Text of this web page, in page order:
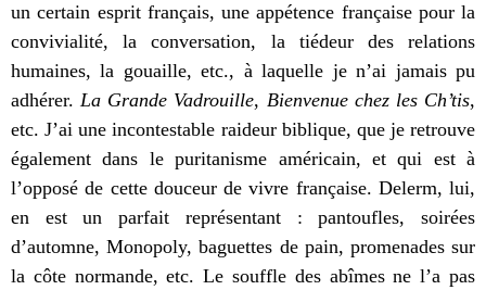
un certain esprit français, une appétence française pour la
convivialité, la conversation, la tiédeur des relations
humaines, la gouaille, etc., à laquelle je n’ai jamais pu
adhérer.La Grande Vadrouille, Bienvenue chez les Ch’tis,
etc. J’ai une incontestable raideur biblique, que je retrouve
également dans le puritanisme américain, et qui est à
l’opposé de cette douceur de vivre française. Delerm, lui,
en est un parfait représentant : pantoufles, soirées
d’automne, Monopoly, baguettes de pain, promenades sur
la côte normande, etc. Le souffle des abîmes ne l’a pas